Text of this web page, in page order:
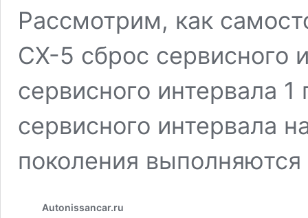
Рассмотрим, как
СХ-5 сброс сервисного
сервисного интервала
сервисного интервала
поколения
Autonissancar.ru